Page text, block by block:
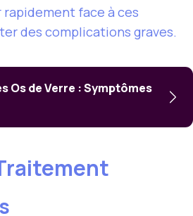
rapidement face à ces
des complications graves.
Os de Verre : Symptômes